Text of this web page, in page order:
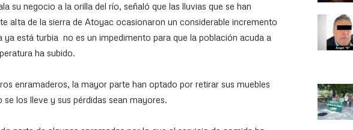
su negocio a la orilla del río, señaló que las lluvias que se han
alta de la sierra de Atoyac ocasionaron un considerable incremento
ya está turbia no es un impedimento para que la población acuda a
ha subido.
enramaderos, la mayor parte han optado por retirar sus muebles
los lleve y sus pérdidas sean mayores.